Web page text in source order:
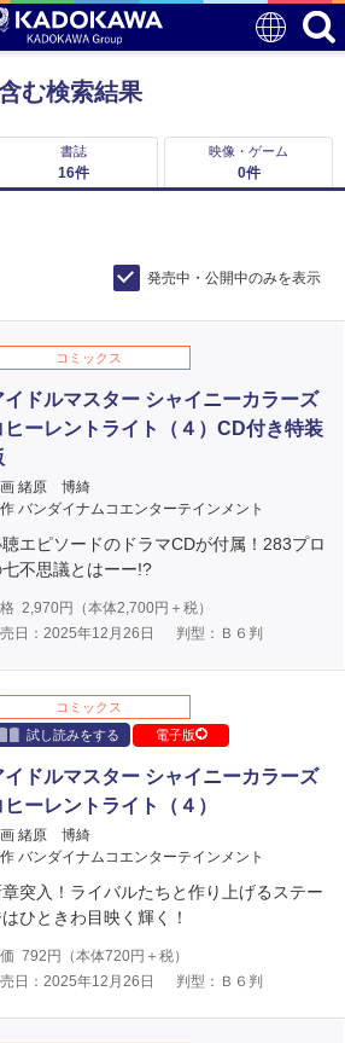
む検索結果
書誌
16件
映像・ゲーム
0件
発売中・公開中のみを表示
コミックス
イドルマスター シャイニーカラーズ
ヒーレントライト（４）CD付き特装
緒原 博綺
バンダイナムコエンターテインメント
聴エピソードのドラマCDが付属！283プロ
不思議とはーー!?
2,970円（本体2,700円＋税）
日：2025年12月26日
判型：Ｂ６判
コミックス
試し読みをする
電子版
イドルマスター シャイニーカラーズ
ヒーレントライト（４）
緒原 博綺
バンダイナムコエンターテインメント
章突入！ライバルたちと作り上げるステー
ひときわ目映く輝く！
792 円（本体720円＋税）
日：2025年12月26日
判型：Ｂ６判